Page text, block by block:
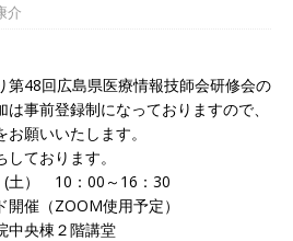
介
第48回広島県医療情報技師会研修会の
事前登録制になっておりますので、
願いいたします。
ております。
土） 10：00～16：30
開催（ZOOM使用予定）
中央棟２階講堂